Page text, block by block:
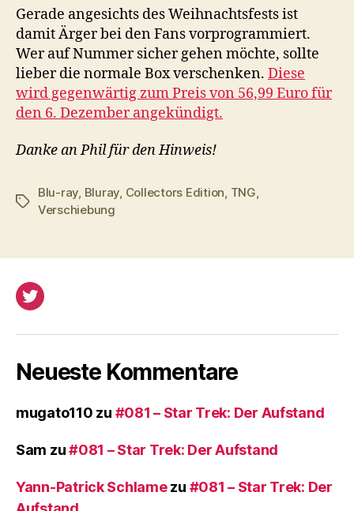
Gerade angesichts des Weihnachtsfests ist
damit Ärger bei den Fans vorprogrammiert.
Wer auf Nummer sicher gehen möchte, sollte
lieber die normale Box verschenken. Diese
wird gegenwärtig zum Preis von 56,99 Euro für
den 6. Dezember angekündigt.
Danke an Phil für den Hinweis!
Schlagwörter
Blu-ray, Bluray, Collectors Edition, TNG,
Verschiebung
Twitter
Neueste Kommentare
mugato110 zu #081 – Star Trek: Der Aufstand
Sam zu#081 – Star Trek: Der Aufstand
Yann-Patrick Schlamezu #081 – Star Trek: Der